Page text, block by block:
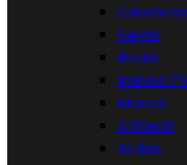
Heym
Rizzini
Impala
Monza
Arttech
Akdas